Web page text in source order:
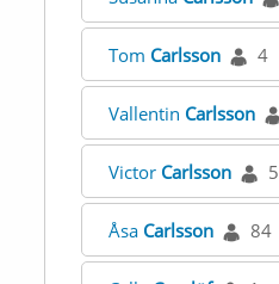
Tom Carlsson 4
Vallentin Carlsson
Victor Carlsson 5
Åsa Carlsson 84